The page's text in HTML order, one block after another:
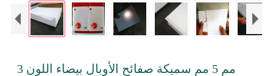
3 مم 5 مم سميكة صفائح الأوبال بيضاء اللون